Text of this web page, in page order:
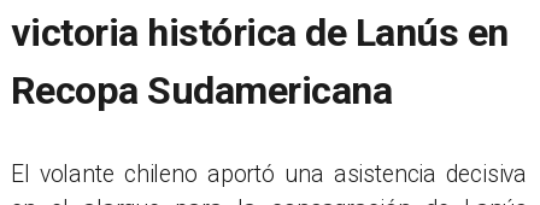
victoria histórica de Lanús en
Recopa Sudamericana
El volante chileno aportó una asistencia decisiva